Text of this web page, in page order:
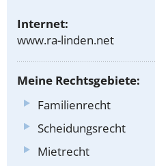
Internet:
www.ra-linden.net
Meine Rechtsgebiete:
Familienrecht
Scheidungsrecht
Mietrecht